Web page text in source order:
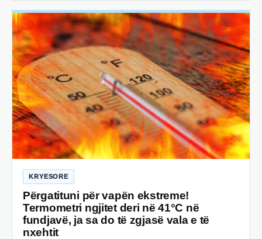
KRYESORE
Përgatituni për vapën ekstreme!
Termometri ngjitet deri në 41°C në
fundjavë, ja sa do të zgjasë vala e të
nxehtit